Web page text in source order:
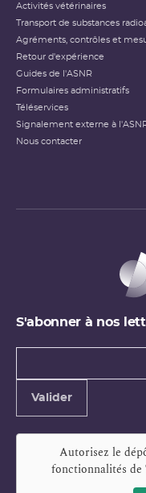
Activités vétérinaires
Transport de substances
Agréments, contrôles et
Retour d'expérience
Guides de l'ASNR
Formulaires administratifs
Téléservices
Signalement externe à
Nous contacter
S'abonner à nos
Types de
Valider
Autorisez le
fonctionnalités de